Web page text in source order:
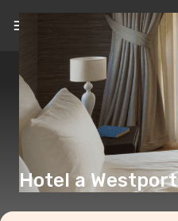
Hotel a Westport